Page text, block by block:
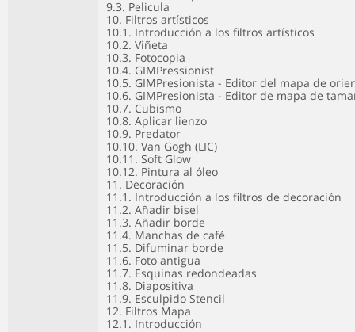
9.3. Pelicula
10. Filtros artísticos
10.1. Introducción a los filtros artísticos
10.2. Viñeta
10.3. Fotocopia
10.4. GIMPressionist
10.5. GIMPresionista - Editor del mapa de
10.6. GIMPresionista - Editor de mapa de
10.7. Cubismo
10.8. Aplicar lienzo
10.9. Predator
10.10. Van Gogh (LIC)
10.11. Soft Glow
10.12. Pintura al óleo
11. Decoración
11.1. Introducción a los filtros de decoración
11.2. Añadir bisel
11.3. Añadir borde
11.4. Manchas de café
11.5. Difuminar borde
11.6. Foto antigua
11.7. Esquinas redondeadas
11.8. Diapositiva
11.9. Esculpido Stencil
12. Filtros Mapa
12.1. Introducción